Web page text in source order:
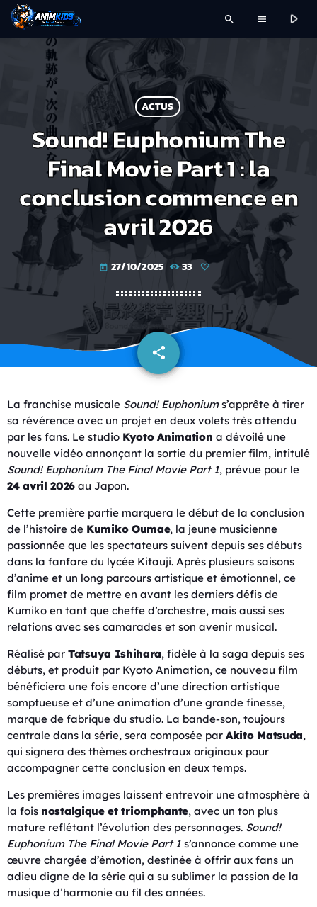
search menu play_arrow
ACTUS
Sound! Euphonium The
Final Movie Part 1 : la
conclusion commence en
avril 2026
today 27/10/2025 33
share
email
La franchise musicale Sound! Euphoniums’apprête à tirer
sa révérence avec un projet en deux volets très attendu
par les fans. Le studio Kyoto Animation a dévoilé une
nouvelle vidéo annonçant la sortie du premier film, intitulé
Sound! Euphonium The Final Movie Part 1, prévue pour le
24 avril 2026 au Japon.
Cette première partie marquera le début de la conclusion
de l’histoire de Kumiko Oumae, la jeune musicienne
passionnée que les spectateurs suivent depuis ses débuts
dans la fanfare du lycée Kitauji. Après plusieurs saisons
d’anime et un long parcours artistique et émotionnel, ce
film promet de mettre en avant les derniers défis de
Kumiko en tant que cheffe d’orchestre, mais aussi ses
relations avec ses camarades et son avenir musical.
Réalisé par Tatsuya Ishihara, fidèle à la saga depuis ses
débuts, et produit par Kyoto Animation, ce nouveau film
bénéficiera une fois encore d’une direction artistique
somptueuse et d’une animation d’une grande finesse,
marque de fabrique du studio. La bande-son, toujours
centrale dans la série, sera composée par Akito Matsuda,
qui signera des thèmes orchestraux originaux pour
accompagner cette conclusion en deux temps.
Les premières images laissent entrevoir une atmosphère à
la fois nostalgique et triomphante, avec un ton plus
mature reflétant l’évolution des personnages. Sound!
Euphonium The Final Movie Part 1 s’annonce comme une
œuvre chargée d’émotion, destinée à offrir aux fans un
adieu digne de la série qui a su sublimer la passion de la
musique d’harmonie au fil des années.